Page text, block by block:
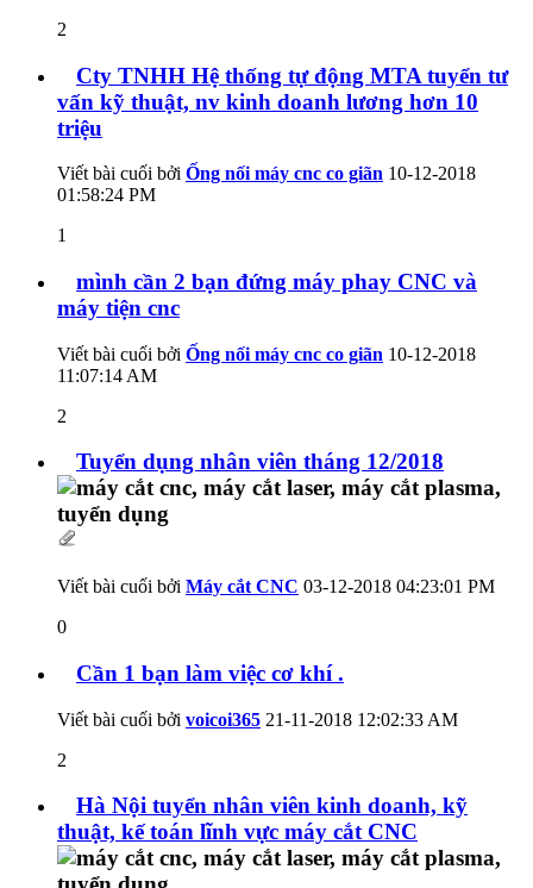
2
Cty TNHH Hệ thống tự động MTA tuyển tư
vấn kỹ thuật, nv kinh doanh lương hơn 10
triệu
Viết bài cuối bởi Ống nối máy cnc co giãn 10-12-2018
01:58:24 PM
1
mình cần 2 bạn đứng máy phay CNC và
máy tiện cnc
Viết bài cuối bởi Ống nối máy cnc co giãn 10-12-2018
11:07:14 AM
2
Tuyển dụng nhân viên tháng 12/2018
Viết bài cuối bởi Máy cắt CNC 03-12-2018 04:23:01 PM
0
Cần 1 bạn làm việc cơ khí .
Viết bài cuối bởi voicoi365 21-11-2018 12:02:33 AM
2
Hà Nội tuyển nhân viên kinh doanh, kỹ
thuật, kế toán lĩnh vực máy cắt CNC